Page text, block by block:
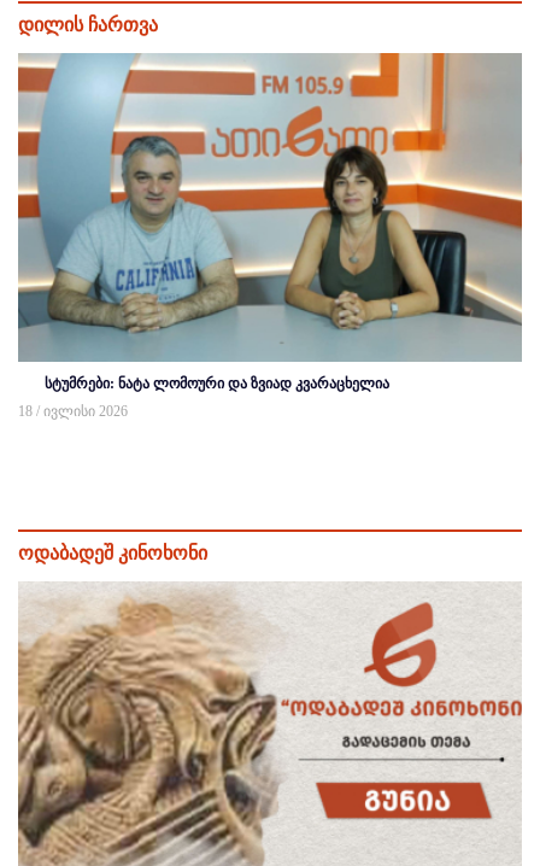
დილის ჩართვა
სტუმრები: ნატა ლომოური და ზვიად კვარაცხელია
18 / ივლისი 2026
ოდაბადეშ კინოხონი